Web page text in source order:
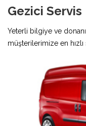
Gezici Servis
Yeterli bilgiye ve
müşterilerimize en hızlı